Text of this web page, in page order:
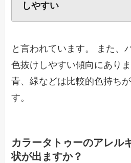
しやすい
と言われています。 また、
色抜けしやすい傾向にあり
青、緑などは比較的色持ち
す。
カラータトゥーのアレル
状が出ますか？